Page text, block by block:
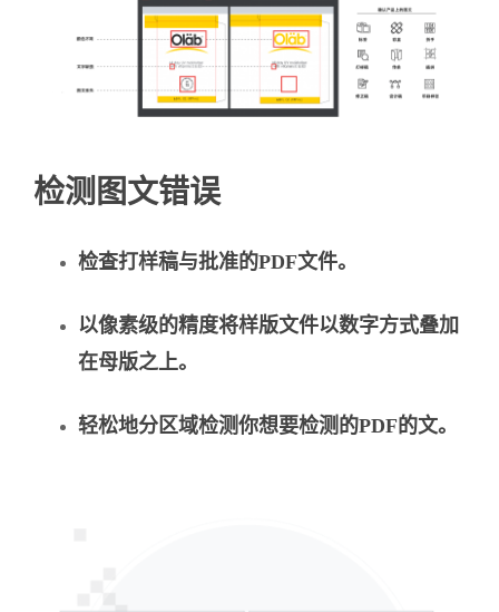
检测图文错误
检查打样稿与批准的PDF文件。
以像素级的精度将样版文件以数字方式叠加
在母版之上。
轻松地分区域检测你想要检测的PDF的文。